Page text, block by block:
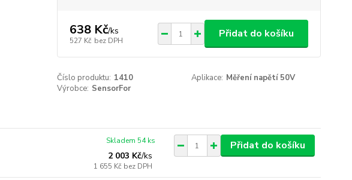
638 Kč/ks
527 Kč bez DPH
Přidat do košíku
Číslo produktu: 1410 Aplikace: Měření napětí 50V
Výrobce: SensorFor
2 003 Kč/ks
1 655 Kč bez DPH
Skladem 54 ks Přidat do košíku